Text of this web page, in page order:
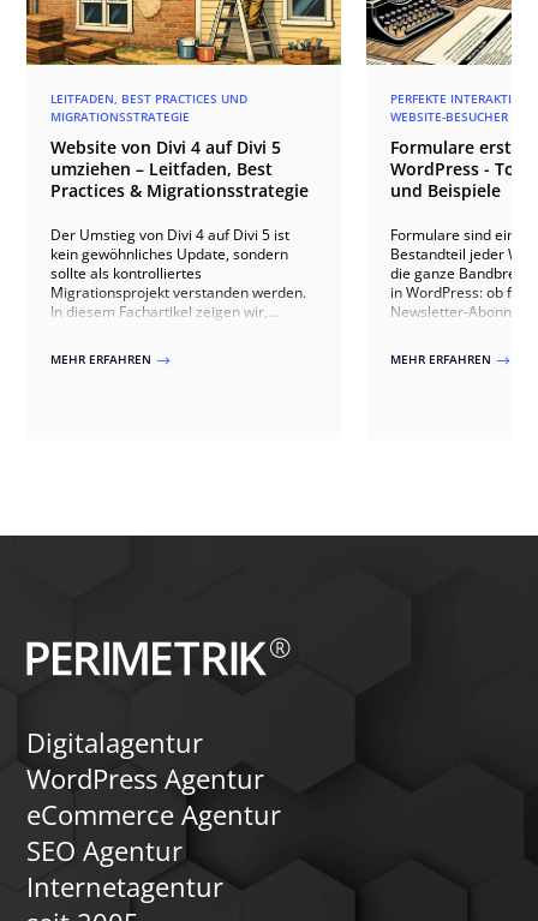
LEITFADEN, BEST PRACTICES UND
MIGRATIONSSTRATEGIE
Website von Divi 4 auf Divi 5
umziehen – Leitfaden, Best
Practices & Migrationsstrategie
Der Umstieg von Divi 4 auf Divi 5 ist
kein gewöhnliches Update, sondern
sollte als kontrolliertes
Migrationsprojekt verstanden werden.
In diesem Fachartikel zeigen wir,
sind, welche Risiken bei bestehenden
zeigen, wie ein Wechsel erfolgreich
MEHR ERFAHREN $
PERFEKTE
WEBSITE-BESUCHER
Formulare
WordPress -
und Beispiele
Formulare sind ein
Bestandteil jeder
die ganze
in WordPress: ob für
Newsletter-
Interaktionen mit
MEHR ERFAHREN $
Digitalagentur
WordPress Agentur
eCommerce Agentur
SEO Agentur
Internetagentur